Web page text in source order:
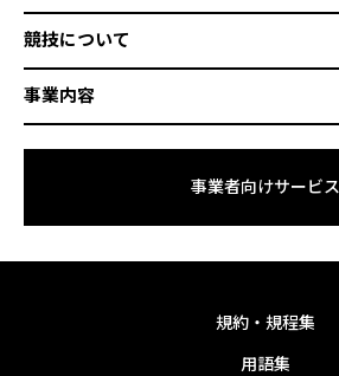
競技について
事業内容
事業者向けサービス
規約・規程集
用語集